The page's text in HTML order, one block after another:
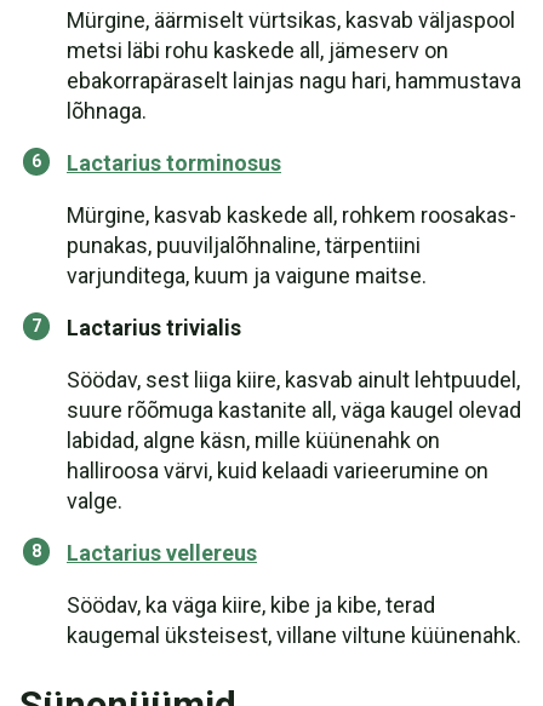
Mürgine, äärmiselt vürtsikas, kasvab väljaspool
metsi läbi rohu kaskede all, jämeserv on
ebakorrapäraselt lainjas nagu hari, hammustava
lõhnaga.
Lactarius torminosus
Mürgine, kasvab kaskede all, rohkem roosakas-
punakas, puuviljalõhnaline, tärpentiini
varjunditega, kuum ja vaigune maitse.
Lactarius trivialis
Söödav, sest liiga kiire, kasvab ainult lehtpuudel,
suure rõõmuga kastanite all, väga kaugel olevad
labidad, algne käsn, mille küünenahk on
halliroosa värvi, kuid kelaadi varieerumine on
valge.
Lactarius vellereus
Söödav, ka väga kiire, kibe ja kibe, terad
kaugemal üksteisest, villane viltune küünenahk.